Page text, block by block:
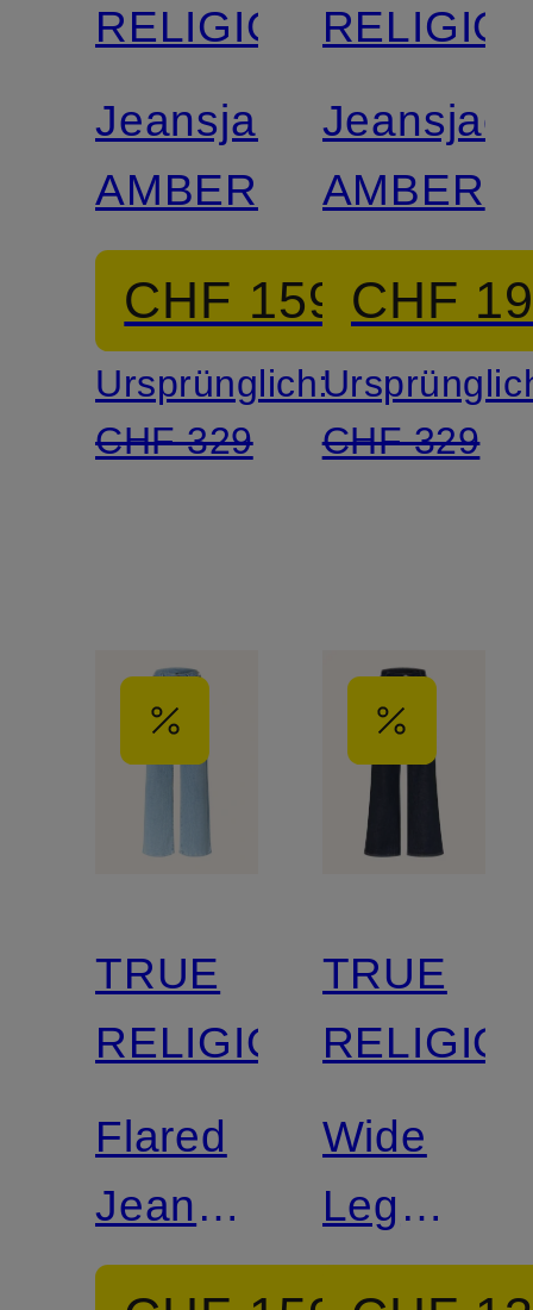
RELIGION
Jeansjacke
AMBER
CHF 159
Ursprünglich:
CHF 329
AMBER
CHF
CHF 329
TRUE
RELIGION
Flared
Jeans
SHIRLEY
TRUE
Wide
Leg
Jeans